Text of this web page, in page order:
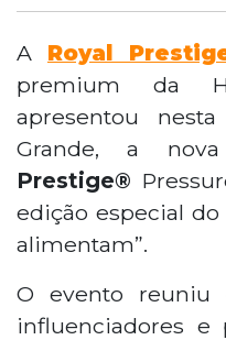
A Royal
premium da
apresentou
Grande, a
Prestige®
edição especial
alimentam”.
O evento reuniu
influenciadores e